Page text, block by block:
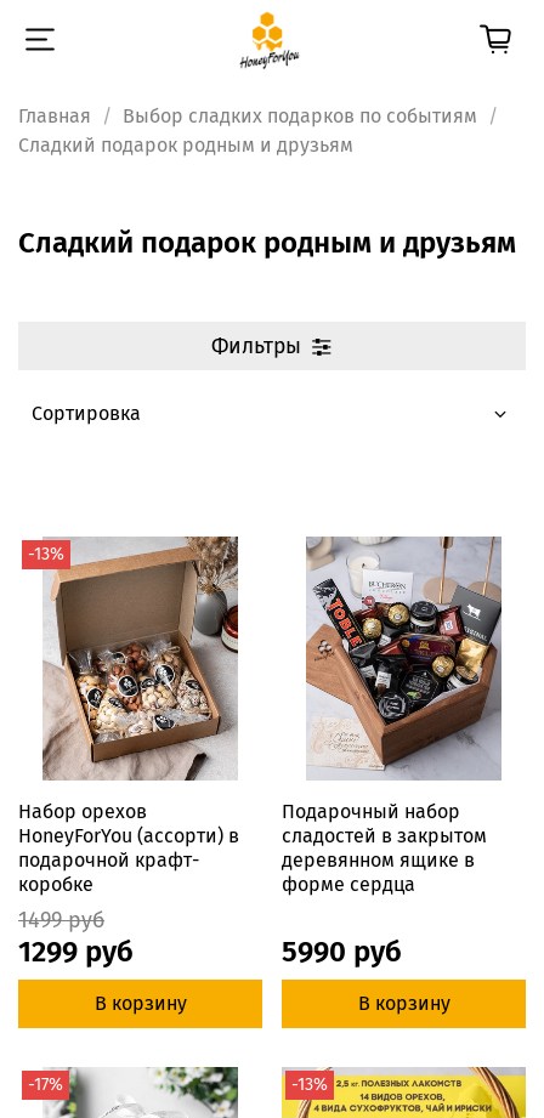
Главная
Выбор сладких подарков по событиям
Сладкий подарок родным и друзьям
Сладкий подарок родным и друзьям
Фильтры
-13%
Набор орехов
HoneyForYou (ассорти) в
подарочной крафт-
коробке
1499 руб
1299 руб
В корзину
Подарочный набор
сладостей в закрытом
деревянном ящике в
форме сердца
5990 руб
В корзину
-17% -13%